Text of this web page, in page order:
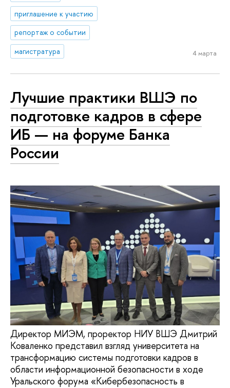
приглашение к участию
репортаж о событии
магистратура
4 марта
Лучшие практики ВШЭ по
подготовке кадров в сфере
ИБ — на форуме Банка
России
Директор МИЭМ, проректор НИУ ВШЭ Дмитрий
Коваленко представил взгляд университета на
трансформацию системы подготовки кадров в
области информационной безопасности в ходе
Уральского форума «Кибербезопасность в